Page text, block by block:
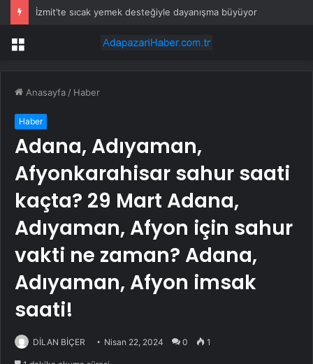
İzmit’te sıcak yemek desteğiyle dayanışma büyüyor
Menü
Anasayfa / Haber
Haber
Adana, Adıyaman,
Afyonkarahisar sahur saati
kaçta? 29 Mart Adana,
Adıyaman, Afyon için sahur
vakti ne zaman? Adana,
Adıyaman, Afyon imsak
saati!
DİLAN BİÇER Nisan 22, 2024 0 1